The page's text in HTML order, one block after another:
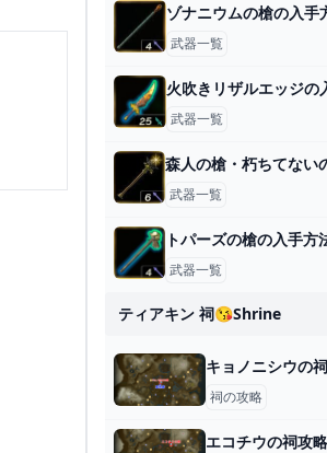
ゾナニウムの槍の入手
武器一覧
武器一覧
森人の槍・朽ちてない
武器一覧
トパーズの槍の入手方
武器一覧
ティアキン 祠😘shrine
祠の攻略